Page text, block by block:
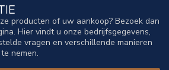
producten of uw aankoop? Bezoek dan
Hier vindt u onze bedrijfsgegevens,
vragen en verschillende manieren
nemen.